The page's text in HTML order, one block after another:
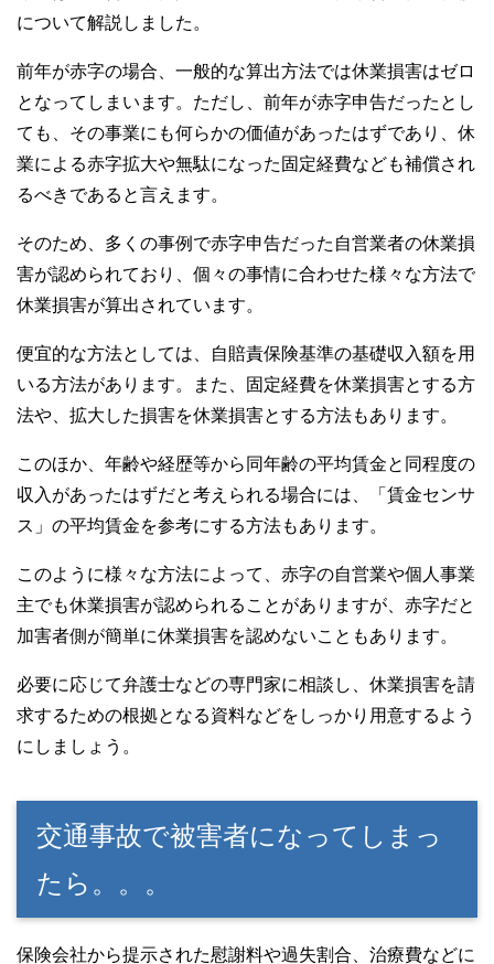
について解説しました。
前年が赤字の場合、一般的な算出方法では休業損害はゼロ
となってしまいます。ただし、前年が赤字申告だったとし
ても、その事業にも何らかの価値があったはずであり、休
業による赤字拡大や無駄になった固定経費なども補償され
るべきであると言えます。
そのため、多くの事例で赤字申告だった自営業者の休業損
害が認められており、個々の事情に合わせた様々な方法で
休業損害が算出されています。
便宜的な方法としては、自賠責保険基準の基礎収入額を用
いる方法があります。また、固定経費を休業損害とする方
法や、拡大した損害を休業損害とする方法もあります。
このほか、年齢や経歴等から同年齢の平均賃金と同程度の
収入があったはずだと考えられる場合には、「賃金センサ
ス」の平均賃金を参考にする方法もあります。
このように様々な方法によって、赤字の自営業や個人事業
主でも休業損害が認められることがありますが、赤字だと
加害者側が簡単に休業損害を認めないこともあります。
必要に応じて弁護士などの専門家に相談し、休業損害を請
求するための根拠となる資料などをしっかり用意するよう
にしましょう。
交通事故で被害者になってしまっ
たら。。。
保険会社から提示された慰謝料や過失割合、治療費などに